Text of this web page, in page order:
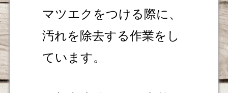
マツエクをつける際に、
汚れを除去する作業をし
ています。